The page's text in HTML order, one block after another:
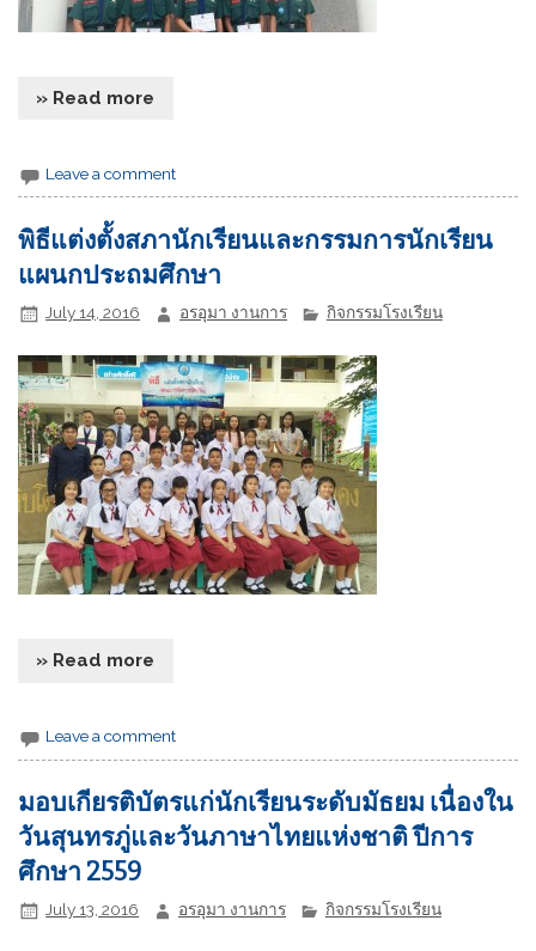
» Read more
Leave a comment
พิธีแต่งตั้งสภานักเรียนและกรรมการนักเรียน
แผนกประถมศึกษา
July 14, 2016 อรอุมา งานการ กิจกรรมโรงเรียน
» Read more
Leave a comment
มอบเกียรติบัตรแก่นักเรียนระดับมัธยม เนื่องใน
วันสุนทรภู่และวันภาษาไทยแห่งชาติ ปีการ
ศึกษา 2559
July 13, 2016 อรอุมา งานการ กิจกรรมโรงเรียน